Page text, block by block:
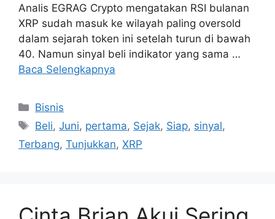
Analis EGRAG Crypto mengatakan RSI bulanan
XRP sudah masuk ke wilayah paling oversold
dalam sejarah token ini setelah turun di bawah
40. Namun sinyal beli indikator yang sama …
Baca Selengkapnya
Kategori
Bisnis
Tag
Beli,Juni, pertama, Sejak, Siap, sinyal,
Terbang, Tunjukkan, XRP